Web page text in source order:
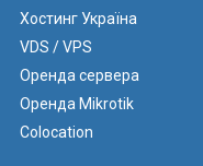
Хостинг Україна
VDS / VPS
Оренда сервера
Оренда Mikrotik
Colocation